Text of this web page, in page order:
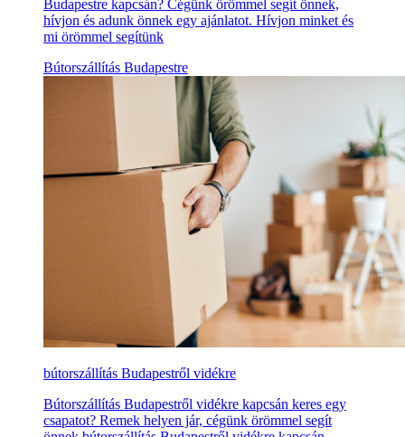
Budapestre kapcsán? Cégünk örömmel segít önnek,
hívjon és adunk önnek egy ajánlatot. Hívjon minket és
mi örömmel segítünk
Bútorszállítás Budapestre
bútorszállítás Budapestről vidékre
Bútorszállítás Budapestről vidékre kapcsán keres egy
csapatot? Remek helyen jár, cégünk örömmel segít